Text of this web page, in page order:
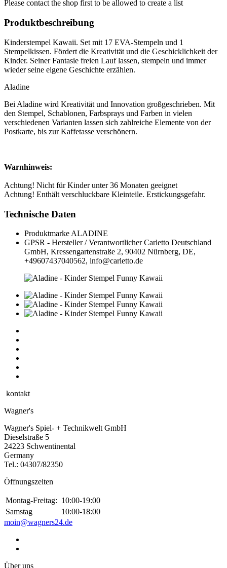
Please contact the shop first to be allowed to create a list
Produktbeschreibung
Kinderstempel Kawaii. Set mit 17 EVA-Stempeln und 1
Stempelkissen. Fördert die Kreativität und die Geschicklichkeit der
Kinder. Seiner Fantasie freien Lauf lassen, stempeln und immer
wieder seine eigene Geschichte erzählen.
Aladine
Bei Aladine wird Kreativität und Innovation großgeschrieben. Mit
den Stempel, Schablonen, Farbsprays und Farben in vielen
verschiedenen Varianten lassen sich zahlreiche Elemente von der
Postkarte, bis zur Kaffetasse verschönern.
Warnhinweis:
Achtung! Nicht für Kinder unter 36 Monaten geeignet
Achtung! Enthält verschluckbare Kleinteile. Erstickungsgefahr.
Technische Daten
Produktmarke ALADINE
GPSR - Hersteller / Verantwortlicher Carletto Deutschland
GmbH, Kressengartenstraße 2, 90402 Nürnberg, DE,
+49607437040562, info@carletto.de
kontakt
Wagner's
Wagner's Spiel- + Technikwelt GmbH
Dieselstraße 5
24223 Schwentinental
Germany
Tel.: 04307/82350
Öffnungszeiten
Montag-Freitag: 10:00-19:00
Samstag
10:00-18:00
moin@wagners24.de
Über uns